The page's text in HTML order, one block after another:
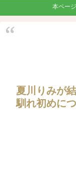
本ペー
夏川りみが
馴れ初めに